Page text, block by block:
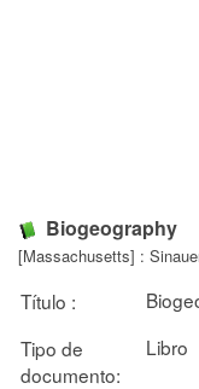
Biogeography
[Massachusetts] :
Título :
Tipo de
documento:
Libro